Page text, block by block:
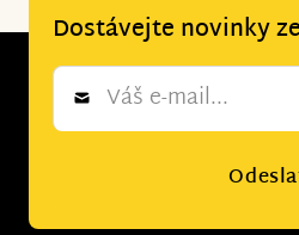
Dostávejte novinky
Newsletter